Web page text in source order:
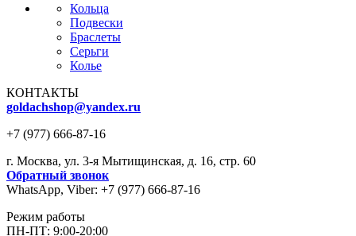
Кольца
Подвески
Браслеты
Серьги
Колье
КОНТАКТЫ
goldachshop@yandex.ru
+7 (977) 666-87-16
г. Москва, ул. 3-я Мытищинская, д. 16, стр. 60
Обратный звонок
WhatsApp, Viber: +7 (977) 666-87-16
Режим работы
ПН-ПТ: 9:00-20:00